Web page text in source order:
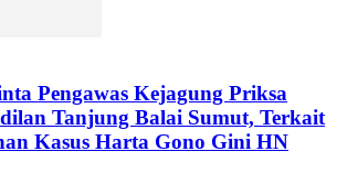
Pengawas Kejagung Priksa
Tanjung Balai Sumut, Terkait
Kasus Harta Gono Gini HN